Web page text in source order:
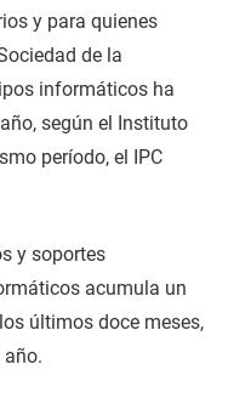
y para quienes
de la
informáticos ha
según el Instituto
período, el IPC
y soportes
acumula un
últimos doce meses,
año.